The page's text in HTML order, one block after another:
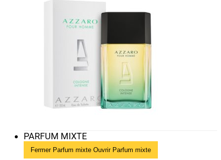
PARFUM MIXTE
Fermer Parfum mixte Ouvrir Parfum mixte